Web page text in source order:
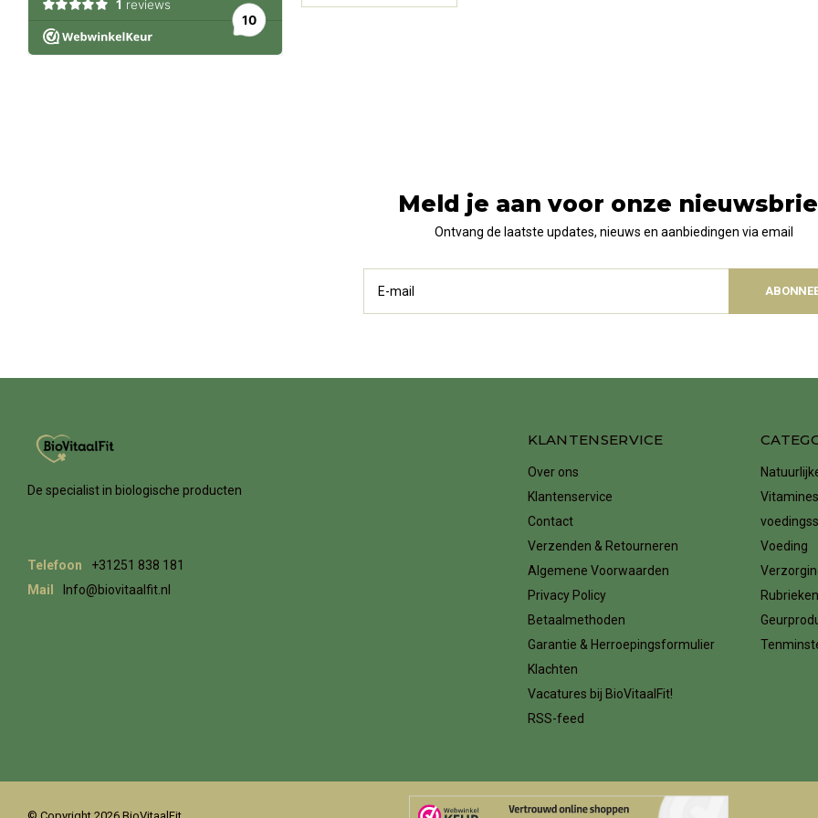
Meld je aan voor onze
Ontvang de laatste updates, nieuws en aanbiedingen via email
De specialist in biologische producten
Telefoon
+31251 838 181
Mail
Info@biovitaalfit.nl
KLANTENSERVICE
Over ons
Klantenservice
Contact
Verzenden & Retourneren
Algemene Voorwaarden
Privacy Policy
Betaalmethoden
Garantie & Herroepingsformulier
Klachten
Vacatures bij BioVitaalFit!
RSS-feed
Voeding
Rubrieken